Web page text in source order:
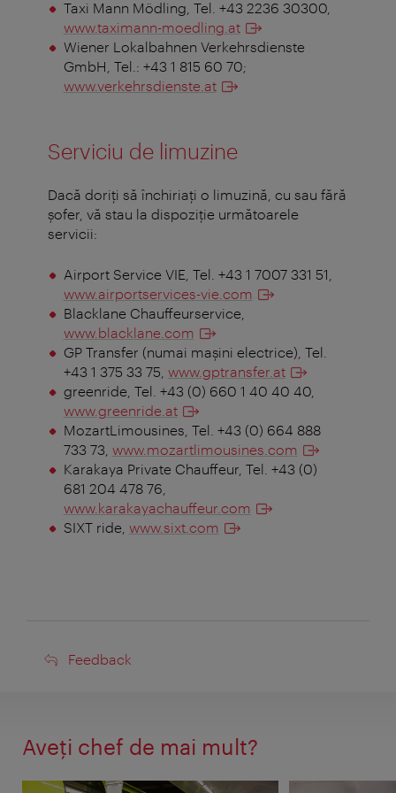
Taxi Mann Mödling, Tel. +43 2236 30300,
www.taximann-moedling.at
Wiener Lokalbahnen Verkehrsdienste
GmbH, Tel.: +43 1 815 60 70;
www.verkehrsdienste.at
Serviciu de limuzine
Dacă doriţi să închiriaţi o limuzină, cu sau fără
şofer, vă stau la dispoziţie următoarele
servicii:
Airport Service VIE, Tel. +43 1 7007 331 51,
www.airportservices-vie.com
Blacklane Chauffeurservice,
www.blacklane.com
GP Transfer (numai mașini electrice), Tel.
+43 1 375 33 75, www.gptransfer.at
greenride, Tel. +43 (0) 660 1 40 40 40,
www.greenride.at
MozartLimousines, Tel. +43 (0) 664 888
733 73, www.mozartlimousines.com
Karakaya Private Chauffeur, Tel. +43 (0)
681 204 478 76,
www.karakayachauffeur.com
SIXT ride, www.sixt.com
Feedback
Feedback
Aveţi chef de mai mult?